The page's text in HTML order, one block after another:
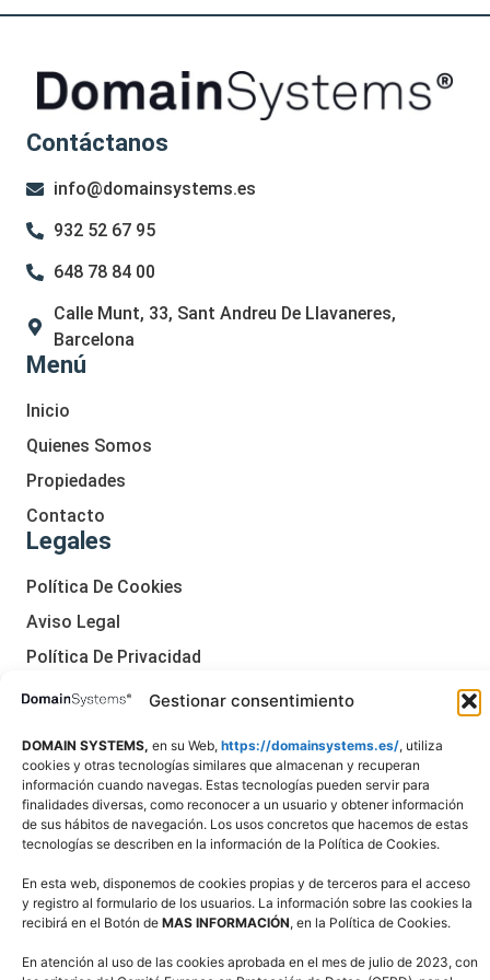
Gestionar consentimiento
DOMAIN SYSTEMS, en su Web, https://domainsystems.es/, utiliza
cookies y otras tecnologías similares que almacenan y recuperan
información cuando navegas. Estas tecnologías pueden servir para
finalidades diversas, como reconocer a un usuario y obtener información
de sus hábitos de navegación. Los usos concretos que hacemos de estas
tecnologías se describen en la información de la Política de Cookies.
En esta web, disponemos de cookies propias y de terceros para el acceso
y registro al formulario de los usuarios. La información sobre las cookies la
recibirá en el Botón de MAS INFORMACIÓN, en la Política de Cookies.
En atención al uso de las cookies aprobada en el mes de julio de 2023, con
Menú
Inicio
Quienes Somos
Propiedades
Contacto
Legales
Política De Cookies
Aviso Legal
Política De Privacidad
Declaración De Accesibilidad
Contáctanos
info@domainsystems.es
932 52 67 95
648 78 84 00
Calle Munt, 33, Sant Andreu De Llavaneres,
Barcelona